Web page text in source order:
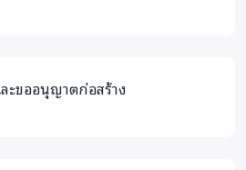
ขออนุญาตก่อสร้าง